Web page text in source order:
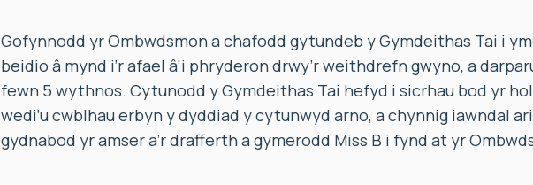
Gofynnodd yr Ombwdsmon a chafodd gytundeb y Gymdeithas Tai i
beidio â mynd i’r afael â’i phryderon drwy’r weithdrefn gwyno, a
fewn 5 wythnos. Cytunodd y Gymdeithas Tai hefyd i sicrhau bod yr
wedi’u cwblhau erbyn y dyddiad y cytunwyd arno, a chynnig iawndal
gydnabod yr amser a’r drafferth a gymerodd Miss B i fynd at yr